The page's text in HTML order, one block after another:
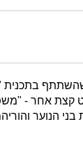
בתכנית
קצת אחר -
21:00) המתעדת את